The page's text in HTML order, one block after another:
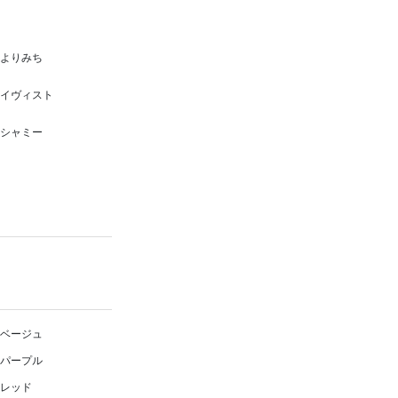
よりみち
イヴィスト
シャミー
ベージュ
パープル
レッド